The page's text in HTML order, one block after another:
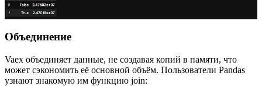
Объединение
Vaex объединяет данные, не создавая копий в памяти, что
может сэкономить её основной объём. Пользователи Pandas
узнают знакомую им функцию join: